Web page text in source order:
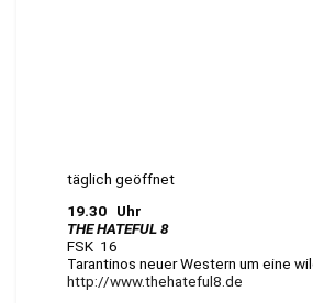
täglich geöffnet
19.30 Uhr
THE HATEFUL 8
FSK 16
Tarantinos neuer Western um eine
http://www.thehateful8.de